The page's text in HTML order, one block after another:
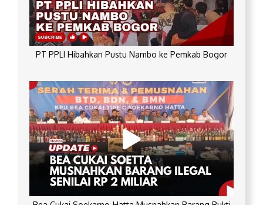
PT PPLI Hibahkan Pustu Nambo ke Pemkab Bogor